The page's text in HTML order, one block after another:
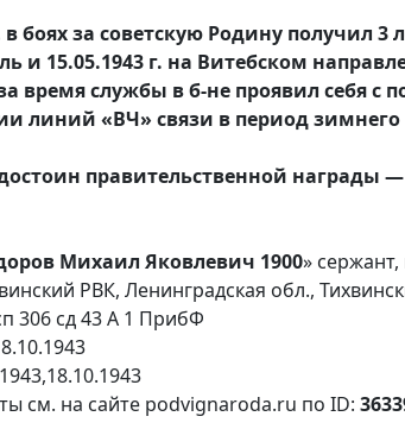
боях за советскую Родину получил 3
и 15.05.1943 г. на Витебском
время службы в б-не проявил себя с
линий «ВЧ» связи в период
правительственной награды
Михаил Яковлевич 1900»
РВК, Ленинградская обл.,
306 сд 43 А 1 ПрибФ
см. на сайте podvignaroda.ru по ID: